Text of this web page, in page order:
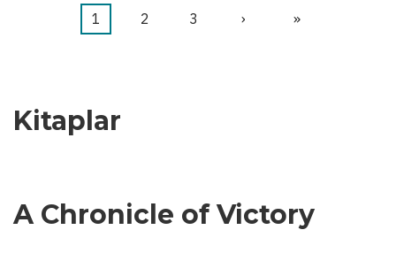
Pagination
Şu
1 Sayfa
2 Sayfa
3
Sonraki
›
Last
»
Kitaplar
A Chronicle of Victory